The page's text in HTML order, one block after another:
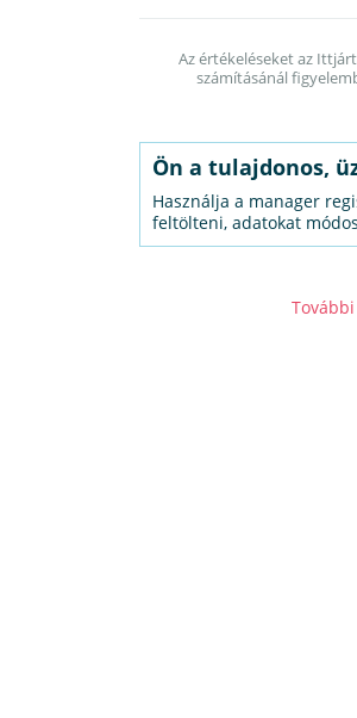
Az értékeléseket az
számításánál
Ön a tulajdonos,
Használja a manager
feltölteni, adatokat